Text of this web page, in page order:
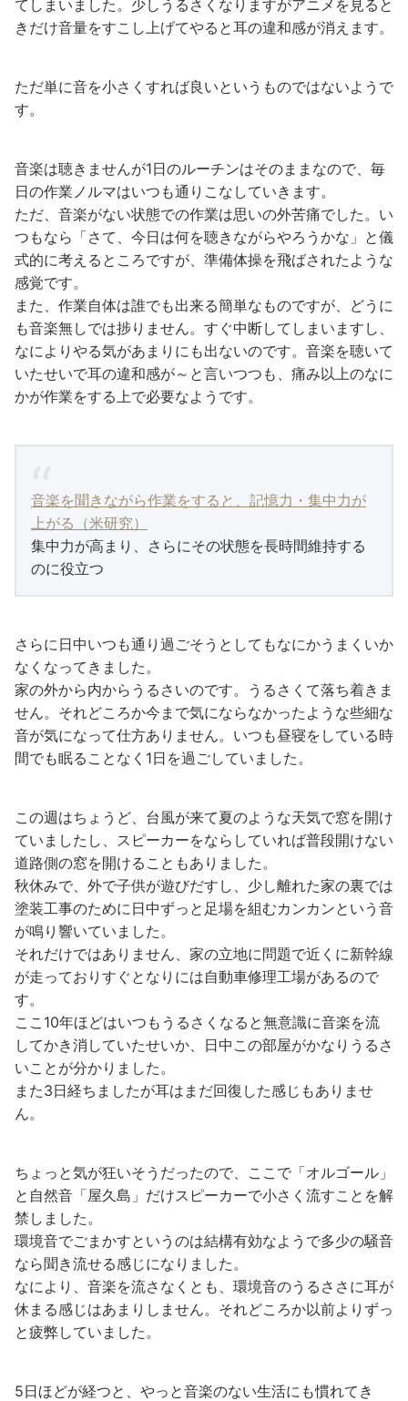
てしまいました。少しうるさくなりますがアニメを見ると
きだけ音量をすこし上げてやると耳の違和感が消えます。
ただ単に音を小さくすれば良いというものではないようで
す。
音楽は聴きませんが1日のルーチンはそのままなので、毎
日の作業ノルマはいつも通りこなしていきます。
ただ、音楽がない状態での作業は思いの外苦痛でした。い
つもなら「さて、今日は何を聴きながらやろうかな」と儀
式的に考えるところですが、準備体操を飛ばされたような
感覚です。
また、作業自体は誰でも出来る簡単なものですが、どうに
も音楽無しでは捗りません。すぐ中断してしまいますし、
なによりやる気があまりにも出ないのです。音楽を聴いて
いたせいで耳の違和感が～と言いつつも、痛み以上のなに
かが作業をする上で必要なようです。
音楽を聞きながら作業をすると、記憶力・集中力が
上がる（米研究）
集中力が高まり、さらにその状態を長時間維持する
のに役立つ
さらに日中いつも通り過ごそうとしてもなにかうまくいか
なくなってきました。
家の外から内からうるさいのです。うるさくて落ち着きま
せん。それどころか今まで気にならなかったような些細な
音が気になって仕方ありません。いつも昼寝をしている時
間でも眠ることなく1日を過ごしていました。
この週はちょうど、台風が来て夏のような天気で窓を開け
ていましたし、スピーカーをならしていれば普段開けない
道路側の窓を開けることもありました。
秋休みで、外で子供が遊びだすし、少し離れた家の裏では
塗装工事のために日中ずっと足場を組むカンカンという音
が鳴り響いていました。
それだけではありません、家の立地に問題で近くに新幹線
が走っておりすぐとなりには自動車修理工場があるので
す。
ここ10年ほどはいつもうるさくなると無意識に音楽を流
してかき消していたせいか、日中この部屋がかなりうるさ
いことが分かりました。
また3日経ちましたが耳はまだ回復した感じもありませ
ん。
ちょっと気が狂いそうだったので、ここで「オルゴール」
と自然音「屋久島」だけスピーカーで小さく流すことを解
禁しました。
環境音でごまかすというのは結構有効なようで多少の騒音
なら聞き流せる感じになりました。
なにより、音楽を流さなくとも、環境音のうるささに耳が
休まる感じはあまりしません。それどころか以前よりずっ
と疲弊していました。
5日ほどが経つと、やっと音楽のない生活にも慣れてき